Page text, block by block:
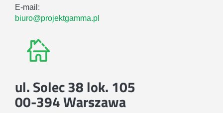
E-mail:
biuro@projektgamma.pl
ul. Solec 38 lok. 105
00-394 Warszawa